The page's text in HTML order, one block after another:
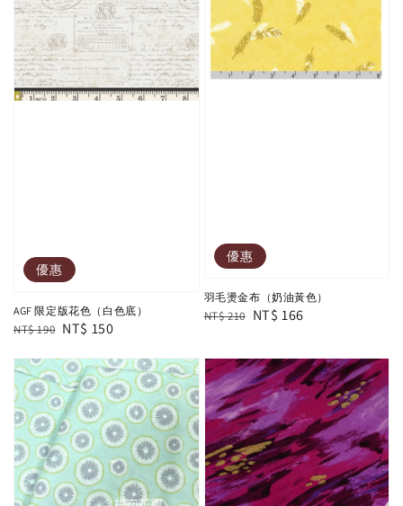
優惠
AGF 限定版花色（白色底）
Regular
NT$ 190 Sale
NT$ 150
優惠
羽毛燙金布（奶油黃色）
Regular
NT$ 210 Sale
NT$ 166